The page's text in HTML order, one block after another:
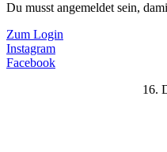
Du musst angemeldet sein,
Zum Login
Instagram
Facebook
16.